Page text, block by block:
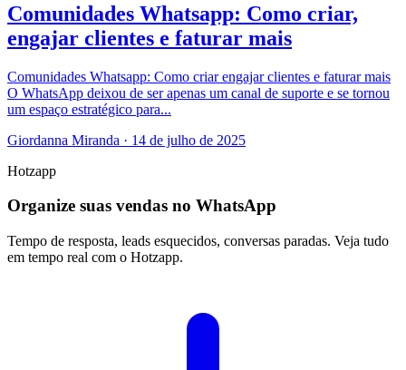
Comunidades Whatsapp: Como criar,
engajar clientes e faturar mais
Comunidades Whatsapp: Como criar engajar clientes e faturar mais
O WhatsApp deixou de ser apenas um canal de suporte e se tornou
um espaço estratégico para...
Giordanna Miranda · 14 de julho de 2025
Hotzapp
Organize suas vendas no WhatsApp
Tempo de resposta, leads esquecidos, conversas paradas. Veja tudo
em tempo real com o Hotzapp.